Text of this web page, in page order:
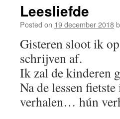
Leesliefde
Posted on 19 december 2018
Gisteren sloot ik
schrijven af.
Ik zal de kinderen
Na de lessen
verhalen… hún